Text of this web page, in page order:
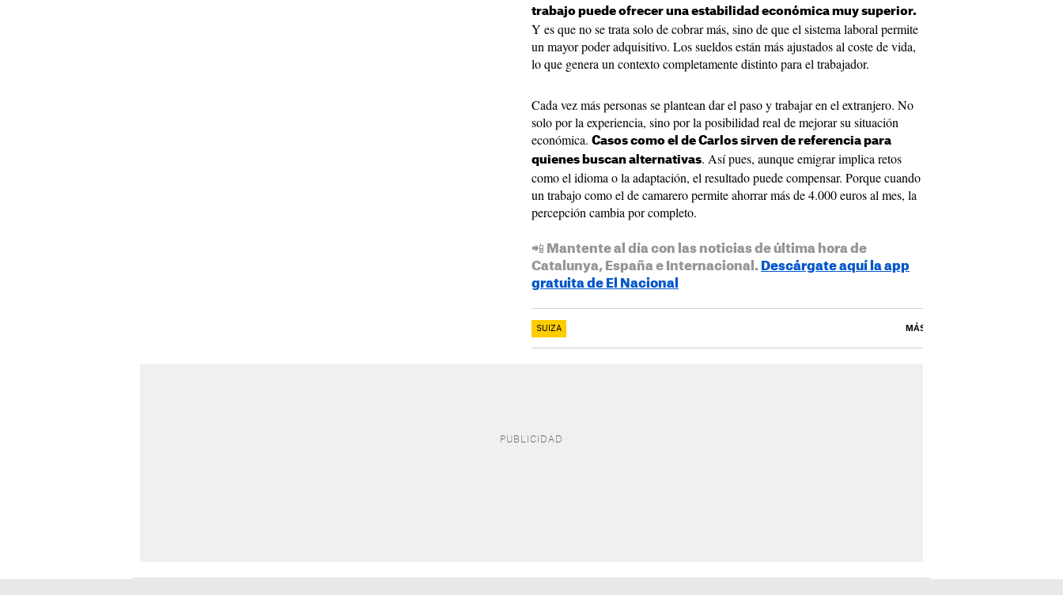
trabajo puede ofrecer una estabilidad económica muy superior.
Y es que no se trata solo de cobrar más, sino de que el sistema laboral permite
un mayor poder adquisitivo. Los sueldos están más ajustados al coste de vida,
lo que genera un contexto completamente distinto para el trabajador.
Cada vez más personas se plantean dar el paso y trabajar en el extranjero. No
solo por la experiencia, sino por la posibilidad real de mejorar su situación
económica. Casos como el de Carlos sirven de referencia para
quienes buscan alternativas. Así pues, aunque emigrar implica retos
como el idioma o la adaptación, el resultado puede compensar. Porque cuando
un trabajo como el de camarero permite ahorrar más de 4.000 euros al mes, la
percepción cambia por completo.
📲 Mantente al día con las noticias de última hora de
Catalunya, España e Internacional. Descárgate aquí la app
gratuita de El Nacional
SUIZA MÁS